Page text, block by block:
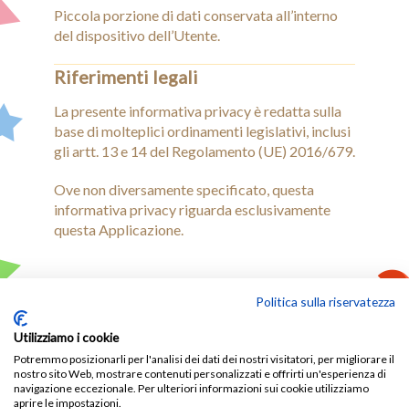
Piccola porzione di dati conservata all’interno
del dispositivo dell’Utente.
Riferimenti legali
La presente informativa privacy è redatta sulla
base di molteplici ordinamenti legislativi, inclusi
gli artt. 13 e 14 del Regolamento (UE) 2016/679.
Ove non diversamente specificato, questa
informativa privacy riguarda esclusivamente
questa Applicazione.
Politica sulla riservatezza
Utilizziamo i cookie
Potremmo posizionarli per l'analisi dei dati dei nostri visitatori, per migliorare il
nostro sito Web, mostrare contenuti personalizzati e offrirti un'esperienza di
navigazione eccezionale. Per ulteriori informazioni sui cookie utilizziamo
aprire le impostazioni.